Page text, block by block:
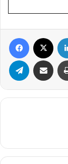
Facebook
Telegram Compartilhar via e-mail